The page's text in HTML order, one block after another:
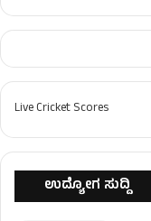
Live Cricket Scores
ಉದ್ಯೋಗ ಸುದ್ದಿ